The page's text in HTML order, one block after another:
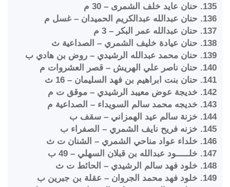
135. حنان عايد خلف الشمرى – 30 م
136. حنان عبدالله عبدالكريم الحميدان – غسل م
137. حنان عبدالله عمر البكر – 3 م
138. حنان عيادة خليف الشمري – الصداعية ث
139. حنان محمد عبدالله الرشيدي – روض بن هادي ب
140. حنان ناصر علي الهريش – قصر العشروات م
141. حنان بنت ابراهيم بن فهد السليمان – 16 ث
142. خديجة عوض معيبد الرشيدي – موقق ت م
143. خديجه محمد سالم السويداء – الصداعية م
144. خزنة سالم عيد الهمزاني – سقف ب
145. خزنه فريح نايف الشمري – الصفراء ب
146. خلداء عواد مناحي الشمري – الشنان ت ث
147. خلـــــود عبدالله بن قبلان السهلي – 49 ب
148. خلود فهد سالم الرشيدي – الحائط ت ث
149. خلود فهد محمد الجروان – عقلة بن جبرين ب